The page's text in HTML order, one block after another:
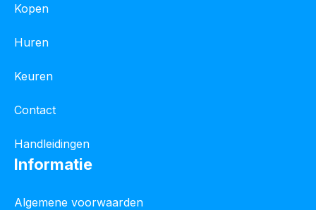
Kopen
Huren
Keuren
Contact
Handleidingen
Informatie
Algemene voorwaarden